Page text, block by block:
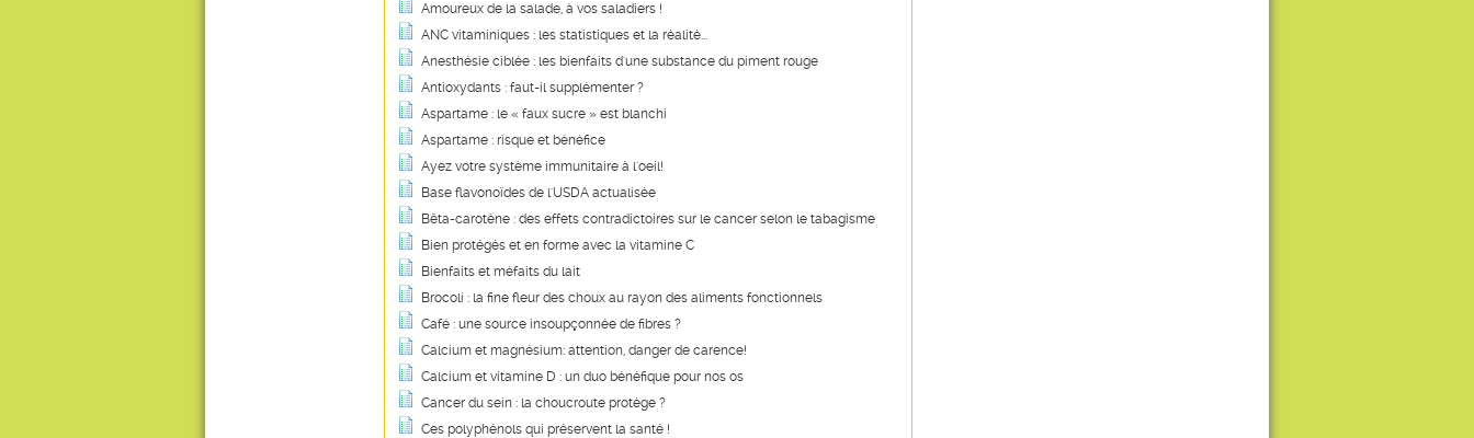
Amoureux de la salade, à vos saladiers !
ANC vitaminiques : les statistiques et la réalité...
Anesthésie ciblée : les bienfaits d'une substance du piment rouge
Antioxydants : faut-il supplémenter ?
Aspartame : le « faux sucre » est blanchi
Aspartame : risque et bénéfice
Ayez votre système immunitaire à l'oeil!
Base flavonoïdes de l'USDA actualisée
Bêta-carotène : des effets contradictoires sur le cancer selon le tabagisme
Bien protégés et en forme avec la vitamine C
Bienfaits et méfaits du lait
Brocoli : la fine fleur des choux au rayon des aliments fonctionnels
Café : une source insoupçonnée de fibres ?
Calcium et magnésium: attention, danger de carence!
Calcium et vitamine D : un duo bénéfique pour nos os
Cancer du sein : la choucroute protège ?
Ces polyphénols qui préservent la santé !